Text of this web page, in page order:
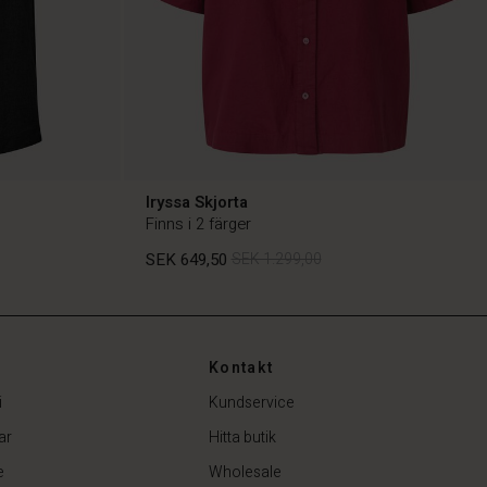
Iryssa Skjorta
Finns i 2 färger
SEK 649,50
SEK 649,50SEK 1.299,00
Kontakt
Kundservice
Hitta butik
Wholesale